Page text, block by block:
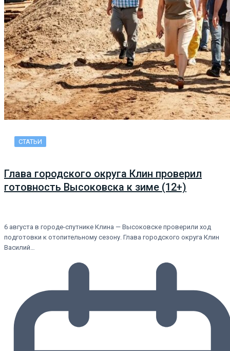
СТАТЬИ
Глава городского округа Клин проверил
готовность Высоковска к зиме (12+)
6 августа в городе-спутнике Клина — Высоковске проверили ход
подготовки к отопительному сезону. Глава городского округа Клин
Василий…